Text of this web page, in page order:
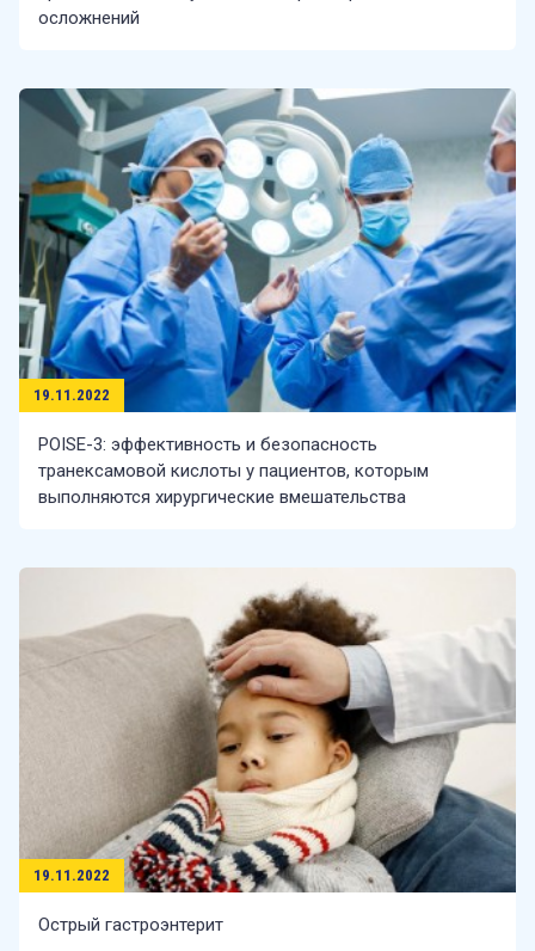
средствах и их
Подробнее
Научно-популярные статьи Видео
осложнений
19.11.2022
POISE-3: эффективность и безопасность
транексамовой кислоты у пациентов, которым
выполняются хирургические вмешательства
19.11.2022
Острый гастроэнтерит